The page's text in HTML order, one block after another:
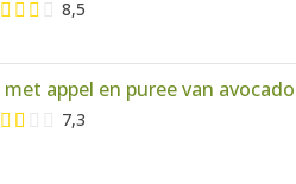
8,5
appel en puree van
7,3